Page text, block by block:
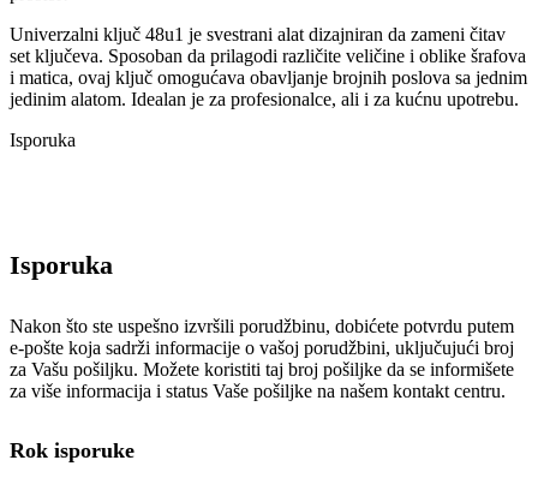
Univerzalni ključ 48u1 je svestrani alat dizajniran da zameni čitav
set ključeva. Sposoban da prilagodi različite veličine i oblike šrafova
i matica, ovaj ključ omogućava obavljanje brojnih poslova sa jednim
jedinim alatom. Idealan je za profesionalce, ali i za kućnu upotrebu.
Isporuka
Isporuka
Nakon što ste uspešno izvršili porudžbinu, dobićete potvrdu putem
e-pošte koja sadrži informacije o vašoj porudžbini, uključujući broj
za Vašu pošiljku. Možete koristiti taj broj pošiljke da se informišete
za više informacija i status Vaše pošiljke na našem kontakt centru.
Rok isporuke